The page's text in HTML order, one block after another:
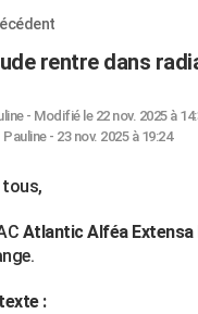
rentre dans
- Modifié le 22 nov. 2025 à
Pauline - 23 nov. 2025 à 19:24
tous,
Atlantic Alféa Extensa
: